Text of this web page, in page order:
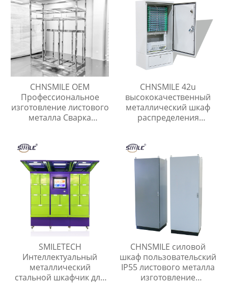
CHNSMILE OEM
Профессиональное
изготовление листового
металла Сварка
по изготовлению
листового металла
CHNSMILE 42u
высококачественный
металлический шкаф
распределения
SMILETECH
Интеллектуальный
металлический
стальной шкафчик для
CHNSMILE силовой
шкаф пользовательский
IP55 листового металла
изготовление